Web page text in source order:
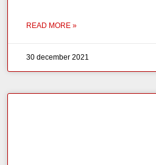
READ MORE »
30 december 2021